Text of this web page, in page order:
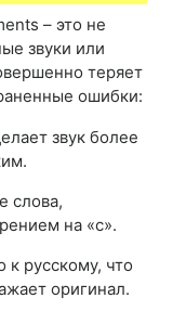
– это не
звуки или
теряет
ошибки:
звук более
слова,
на «с».
к русскому, что
оригинал.